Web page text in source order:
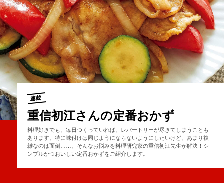
連載
重信初江さんの定番おかず
料理好きでも、毎日つくっていれば、レパートリーが尽きてしまうことも
あります。特に味付けは同じようにならないようにしたいけど、あまり複
雑なのは面倒……。そんなお悩みを料理研究家の重信初江先生が解決！シ
ンプルかつおいしい定番おかずをご紹介します。